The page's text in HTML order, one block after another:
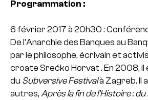
Programmation :
6 février 2017 à 20h30 :
De l’Anarchie des Banques au
par le philosophe, écrivain et
croate Srećko Horvat . En 2008, il
du Subversive Festivalà Zagreb. Il
autres, Après la fin de l’Histoire :